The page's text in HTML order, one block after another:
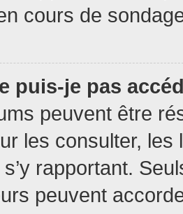
cours de
puis-je pas
peuvent être
les consulter,
rapportant.
peuvent